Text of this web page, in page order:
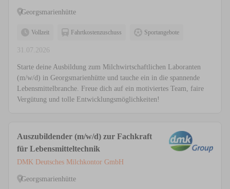
Georgsmarienhütte
Vollzeit Fahrtkostenzuschuss Sportangebote
31.07.2026
Starte deine Ausbildung zum Milchwirtschaftlichen Laboranten
(m/w/d) in Georgsmarienhütte und tauche ein in die spannende
Lebensmittelbranche. Freue dich auf ein motiviertes Team, faire
Vergütung und tolle Entwicklungsmöglichkeiten!
Auszubildender (m/w/d) zur Fachkraft
für Lebensmitteltechnik
DMK Deutsches Milchkontor GmbH
Georgsmarienhütte